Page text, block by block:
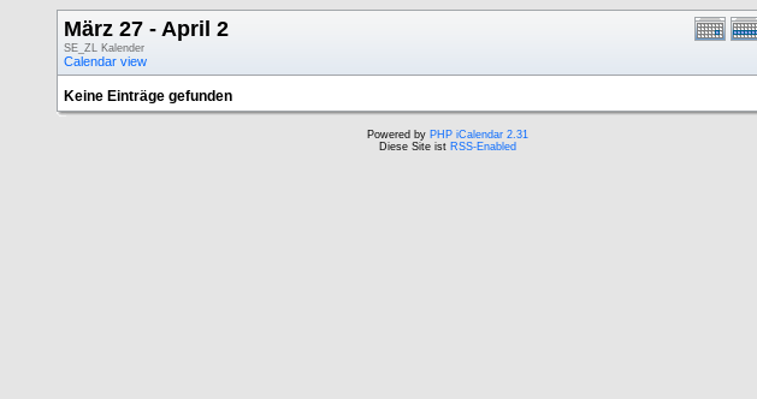
März 27 - April 2
SE_ZL Kalender
Calendar view
Keine Einträge gefunden
Powered by PHP iCalendar 2.31
Diese Site ist RSS-Enabled